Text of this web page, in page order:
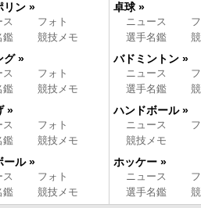
リン »
ス
フォト
鑑
競技メモ
グ »
ス
フォト
鑑
競技メモ
»
ス
フォト
鑑
競技メモ
ール »
ス
フォト
鑑
競技メモ
卓球 »
ニュース
選手名鑑
バドミントン »
ニュース
選手名鑑
ハンドボール »
ニュース
競技メモ
ホッケー »
ニュース
選手名鑑